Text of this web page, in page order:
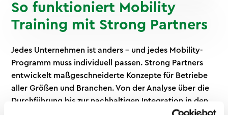
So funktioniert Mobility
Training mit Strong Partners
Jedes Unternehmen ist anders – und jedes Mobility-
Programm muss individuell passen. Strong Partners
entwickelt maßgeschneiderte Konzepte für Betriebe
aller Größen und Branchen. Von der Analyse über die
Durchführung bis zur nachhaltigen Integration in den